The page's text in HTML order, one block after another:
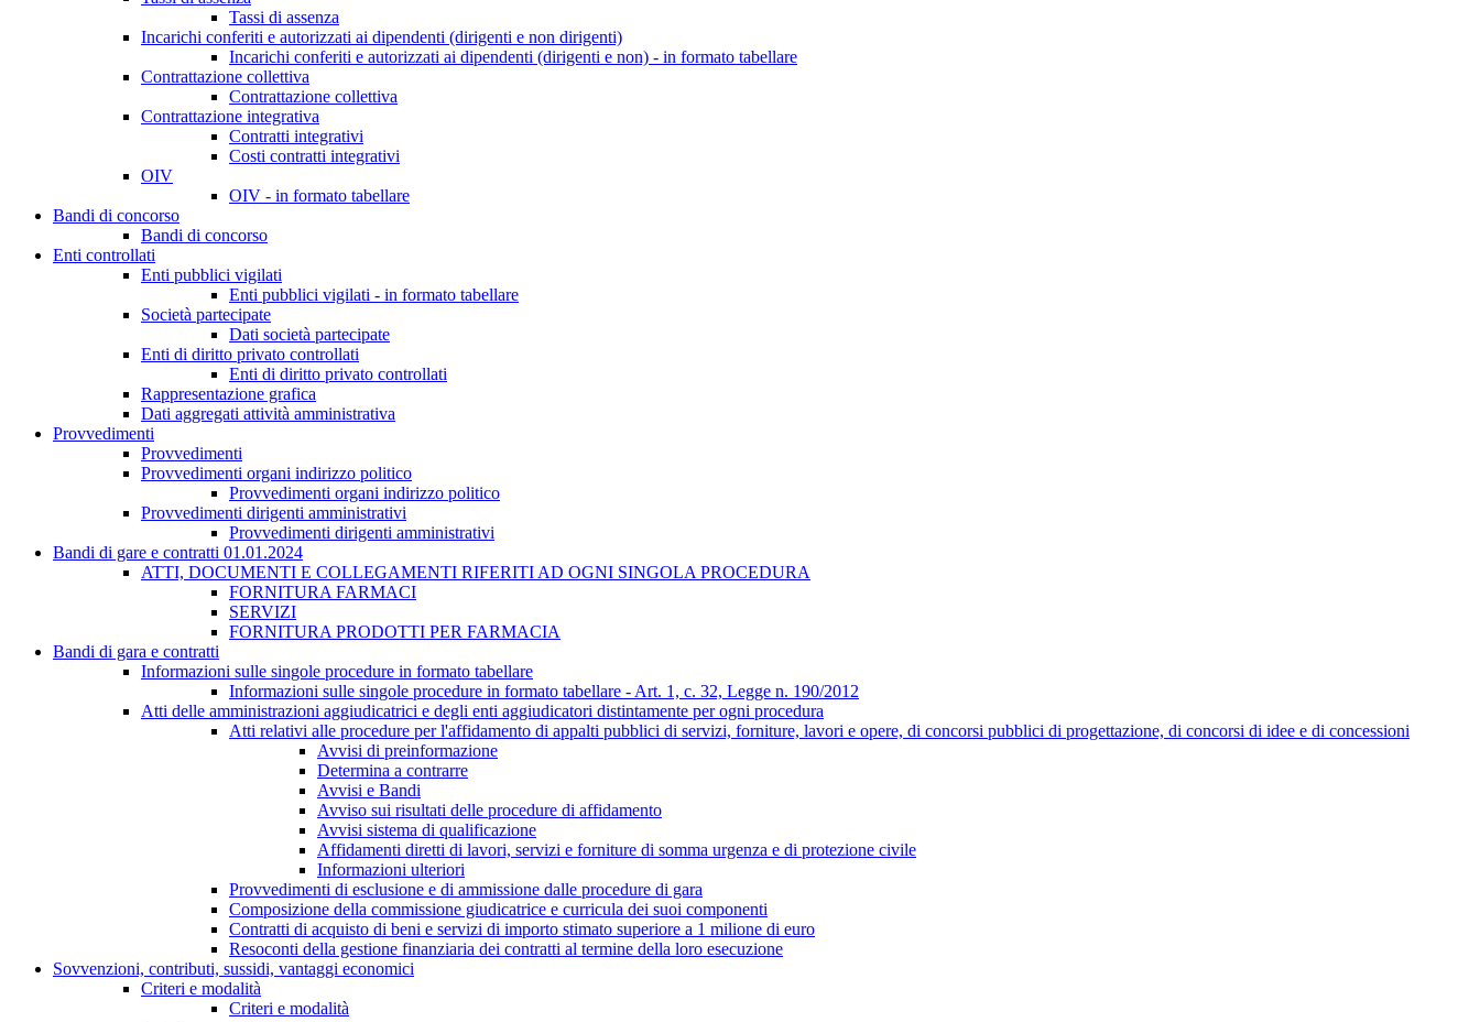
Tassi di assenza
Incarichi conferiti e autorizzati ai dipendenti (dirigenti e non dirigenti)
Incarichi conferiti e autorizzati ai dipendenti (dirigenti e non) - in formato tabellare
Contrattazione collettiva
Contrattazione collettiva
Contrattazione integrativa
Contratti integrativi
Costi contratti integrativi
OIV
OIV - in formato tabellare
Bandi di concorso
Bandi di concorso
Enti controllati
Enti pubblici vigilati
Enti pubblici vigilati - in formato tabellare
Società partecipate
Dati società partecipate
Enti di diritto privato controllati
Enti di diritto privato controllati
Rappresentazione grafica
Dati aggregati attività amministrativa
Provvedimenti
Provvedimenti
Provvedimenti organi indirizzo politico
Provvedimenti organi indirizzo politico
Provvedimenti dirigenti amministrativi
Provvedimenti dirigenti amministrativi
Bandi di gare e contratti 01.01.2024
ATTI, DOCUMENTI E COLLEGAMENTI RIFERITI AD OGNI SINGOLA PROCEDURA
FORNITURA FARMACI
SERVIZI
FORNITURA PRODOTTI PER FARMACIA
Bandi di gara e contratti
Informazioni sulle singole procedure in formato tabellare
Informazioni sulle singole procedure in formato tabellare - Art. 1, c. 32, Legge n. 190/2012
Atti delle amministrazioni aggiudicatrici e degli enti aggiudicatori distintamente per ogni procedura
Atti relativi alle procedure per l'affidamento di appalti pubblici di servizi, forniture, lavori e opere, di concorsi pubblici di progettazione, di concorsi di idee e di concessioni
Avvisi di preinformazione
Determina a contrarre
Avvisi e Bandi
Avviso sui risultati delle procedure di affidamento
Avvisi sistema di qualificazione
Affidamenti diretti di lavori, servizi e forniture di somma urgenza e di protezione civile
Informazioni ulteriori
Provvedimenti di esclusione e di ammissione dalle procedure di gara
Composizione della commissione giudicatrice e curricula dei suoi componenti
Contratti di acquisto di beni e servizi di importo stimato superiore a 1 milione di euro
Resoconti della gestione finanziaria dei contratti al termine della loro esecuzione
Sovvenzioni, contributi, sussidi, vantaggi economici
Criteri e modalità
Criteri e modalità